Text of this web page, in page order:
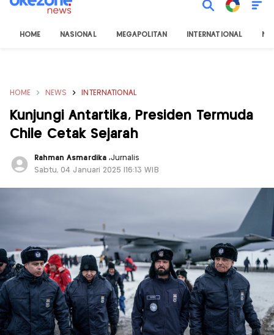
HOME NASIONAL MEGAPOLITAN INTERNATIONAL
HOME NEWS INTERNATIONAL
Kunjungi Antartika, Presiden Termuda
Chile Cetak Sejarah
Rahman Asmardika ,Jurnalis
Sabtu, 04 Januari 2025 |16:13 WIB